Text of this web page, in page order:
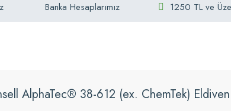
Banka Hesaplarımız 1250 TL ve
AlphaTec® 38-612 (ex. ChemTek) Eldiven